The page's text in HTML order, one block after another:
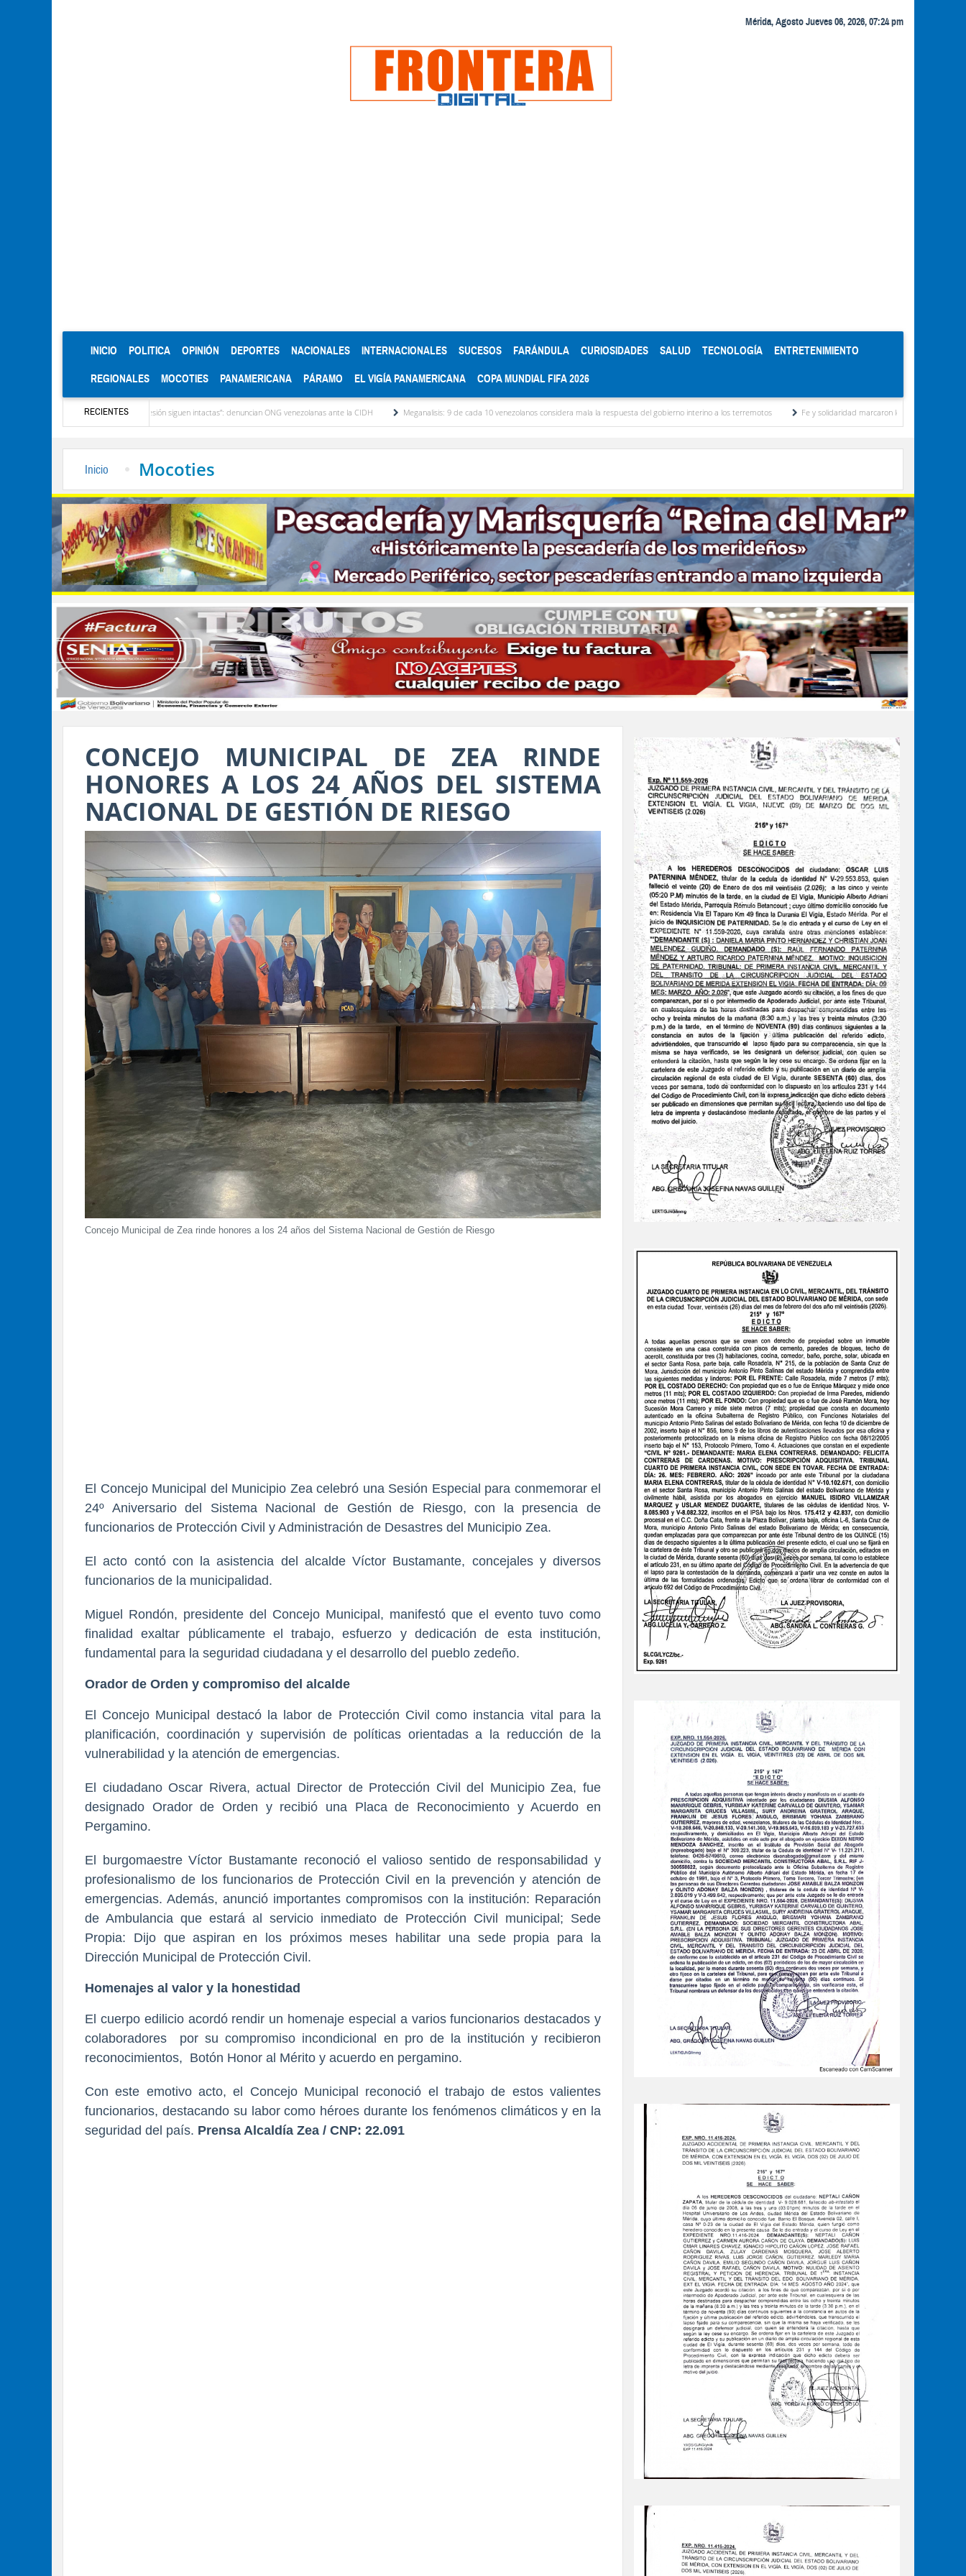
Mérida, Agosto Jueves 06, 2026, 07:24 pm
INICIO (CURRENT)
POLITICA OPINIÓN DEPORTES NACIONALES INTERNACIONALES SUCESOS FARÁNDULA CURIOSIDADES SALUD TECNOLOGÍA ENTRETENIMIENTO
REGIONALES MOCOTIES PANAMERICANA PÁRAMO EL VIGÍA PANAMERICANA COPA MUNDIAL FIFA 2026
RECIENTES
estructuras de represión siguen intactas”: denuncian ONG venezolanas ante la CIDH Meganalisis: 9 de cada 10 venezolanos considera mala la respuesta del gobierno interino a los terremotos Fe y solidaridad marcaron los 416 años del Santo Cristo de La Grita
Inicio Mocoties
CONCEJO MUNICIPAL DE ZEA RINDE
HONORES A LOS 24 AÑOS DEL SISTEMA
NACIONAL DE GESTIÓN DE RIESGO
Concejo Municipal de Zea rinde honores a los 24 años del Sistema Nacional de Gestión de Riesgo
El Concejo Municipal del Municipio Zea celebró una Sesión Especial para conmemorar el
24º Aniversario del Sistema Nacional de Gestión de Riesgo, con la presencia de
funcionarios de Protección Civil y Administración de Desastres del Municipio Zea.
El acto contó con la asistencia del alcalde Víctor Bustamante, concejales y diversos
funcionarios de la municipalidad.
Miguel Rondón, presidente del Concejo Municipal, manifestó que el evento tuvo como
finalidad exaltar públicamente el trabajo, esfuerzo y dedicación de esta institución,
fundamental para la seguridad ciudadana y el desarrollo del pueblo zedeño.
Orador de Orden y compromiso del alcalde
El Concejo Municipal destacó la labor de Protección Civil como instancia vital para la
planificación, coordinación y supervisión de políticas orientadas a la reducción de la
vulnerabilidad y la atención de emergencias.
El ciudadano Oscar Rivera, actual Director de Protección Civil del Municipio Zea, fue
designado Orador de Orden y recibió una Placa de Reconocimiento y Acuerdo en
Pergamino.
El burgomaestre Víctor Bustamante reconoció el valioso sentido de responsabilidad y
profesionalismo de los funcionarios de Protección Civil en la prevención y atención de
emergencias. Además, anunció importantes compromisos con la institución: Reparación
de Ambulancia que estará al servicio inmediato de Protección Civil municipal; Sede
Propia: Dijo que aspiran en los próximos meses habilitar una sede propia para la
Dirección Municipal de Protección Civil.
Homenajes al valor y la honestidad
El cuerpo edilicio acordó rendir un homenaje especial a varios funcionarios destacados y
colaboradores por su compromiso incondicional en pro de la institución y recibieron
reconocimientos, Botón Honor al Mérito y acuerdo en pergamino.
Con este emotivo acto, el Concejo Municipal reconoció el trabajo de estos valientes
funcionarios, destacando su labor como héroes durante los fenómenos climáticos y en la
seguridad del país. Prensa Alcaldía Zea / CNP: 22.091